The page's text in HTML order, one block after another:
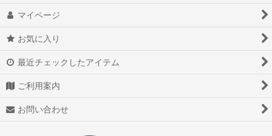
マイページ
お気に入り
最近チェックしたアイテム
ご利用案内
お問い合わせ